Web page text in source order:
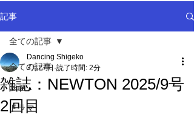
記事
全ての記事
映画
ドラマ
全ての記事
雑誌：NEWTON 2025/9号
2回目
Dancing Shigeko
3月27日 読了時間: 2分